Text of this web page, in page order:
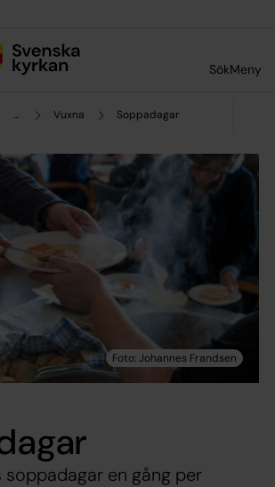
SökMeny
... Vuxna Soppadagar
en gång per